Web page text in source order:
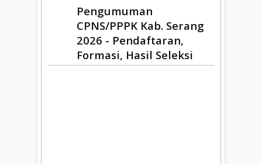
Pengumuman
CPNS/PPPK Kab. Serang
2026 - Pendaftaran,
Formasi, Hasil Seleksi